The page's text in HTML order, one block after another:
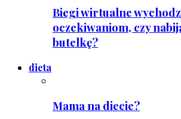
Biegi wirtualne
oczekiwaniom, czy
butelkę?
dieta
Mama na diecie?